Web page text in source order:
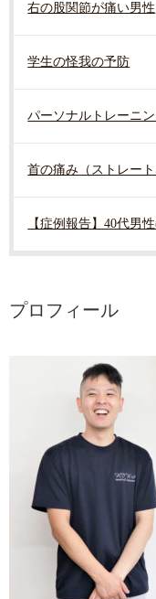
右の股関節が痛い男性
学生の怪我の予防
パーソナルトレーニ
首の痛み（ストレー
【症例報告】40代男
プロフィール